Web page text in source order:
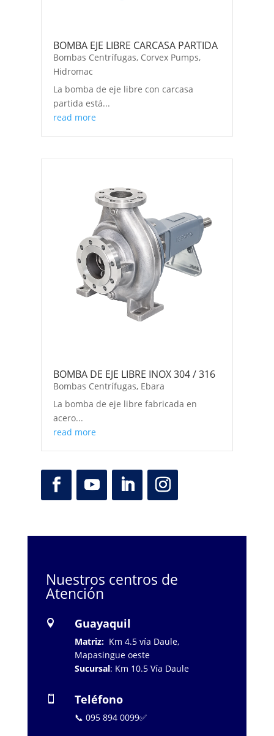
BOMBA EJE LIBRE CARCASA PARTIDA
Bombas Centrífugas, Corvex Pumps,
Hidromac
La bomba de eje libre con carcasa
partida está...
read more
BOMBA DE EJE LIBRE INOX 304 / 316
Bombas Centrífugas, Ebara
La bomba de eje libre fabricada en
acero...
read more
Nuestros centros de
Atención
 Guayaquil
Matriz: Km 4.5 vía Daule,
Mapasingue oeste
Sucursal: Km 10.5 Vía Daule
 Teléfono
📞 095 894 0099✅